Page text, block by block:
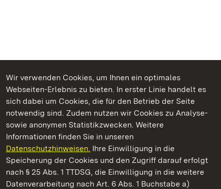
Wir verwenden Cookies, um Ihnen ein optimales
Webseiten-Erlebnis zu bieten. In erster Linie handelt es
sich dabei um Cookies, die für den Betrieb der Seite
notwendig sind. Zudem nutzen wir Cookies zu Analyse-
sowie anonymen Statistikzwecken. Weitere
Informationen finden Sie in unseren
Datenschutzhinweisen. Ihre Einwilligung in die
Speicherung der Cookies und den Zugriff darauf erfolgt
nach § 25 Abs. 1 TTDSG, die Einwilligung in die weitere
Datenverarbeitung nach Art. 6 Abs. 1 Buchstabe a)
Kommen. Staunen. Genießen.
Staatliche Schlösser und Gärten Baden‑Württemberg
Staatliche Schlösser und Gärten Baden-Württemberg